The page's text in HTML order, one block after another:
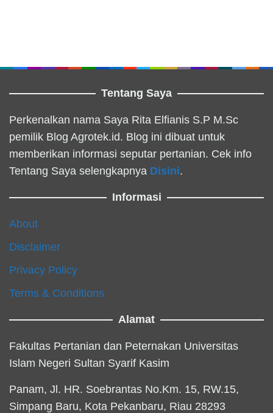
Tentang Saya
Perkenalkan nama Saya Rita Elfianis S.P M.Sc
pemilik Blog Agrotek.id. Blog ini dibuat untuk
memberikan informasi seputar pertanian. Cek info
Tentang Saya selengkapnya Disini.
Informasi
About
Disclaimer
Privacy Policy
Terms & Conditions
Alamat
Fakultas Pertanian dan Peternakan Universitas
Islam Negeri Sultan Syarif Kasim
Panam, Jl. HR. Soebrantas No.Km. 15, RW.15,
Simpang Baru, Kota Pekanbaru, Riau 28293